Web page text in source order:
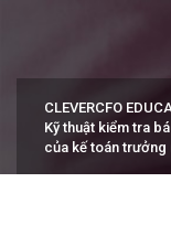
CLEVERCFO
Kỹ thuật kiểm tra
của kế toán trưởng